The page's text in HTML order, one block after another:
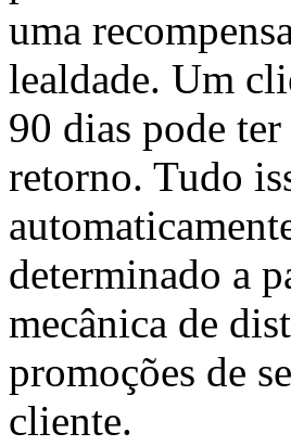
uma
lealdade. Um
90 dias pode
retorno. Tudo
determinado a
mecânica de
promoções de
cliente.